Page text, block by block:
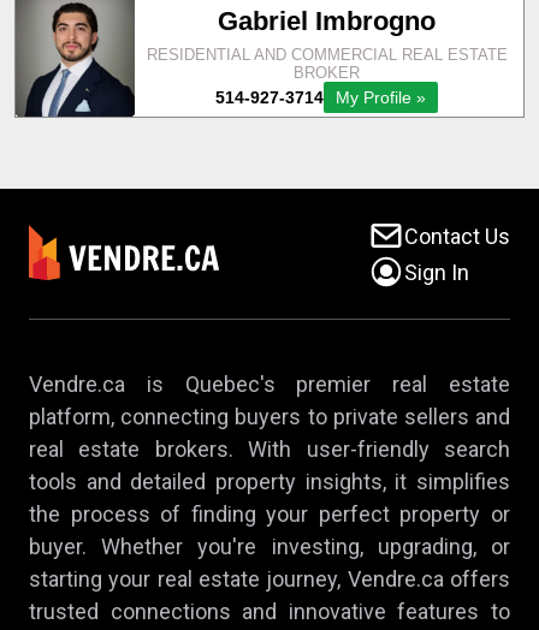
Contact Us
Sign In
Vendre.ca is Quebec's premier real estate
platform, connecting buyers to private sellers and
real estate brokers. With user-friendly search
tools and detailed property insights, it simplifies
the process of finding your perfect property or
buyer. Whether you're investing, upgrading, or
starting your real estate journey, Vendre.ca offers
trusted connections and innovative features to